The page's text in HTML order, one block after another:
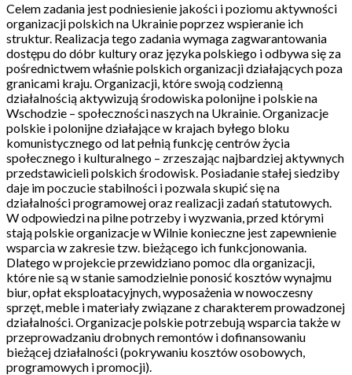
Celem zadania jest podniesienie jakości i poziomu aktywności
organizacji polskich na Ukrainie poprzez wspieranie ich
struktur. Realizacja tego zadania wymaga zagwarantowania
dostępu do dóbr kultury oraz języka polskiego i odbywa się za
pośrednictwem właśnie polskich organizacji działających poza
granicami kraju. Organizacji, które swoją codzienną
działalnością aktywizują środowiska polonijne i polskie na
Wschodzie – społeczności naszych na Ukrainie. Organizacje
polskie i polonijne działające w krajach byłego bloku
komunistycznego od lat pełnią funkcję centrów życia
społecznego i kulturalnego – zrzeszając najbardziej aktywnych
przedstawicieli polskich środowisk. Posiadanie stałej siedziby
daje im poczucie stabilności i pozwala skupić się na
działalności programowej oraz realizacji zadań statutowych.
W odpowiedzi na pilne potrzeby i wyzwania, przed którymi
stają polskie organizacje w Wilnie konieczne jest zapewnienie
wsparcia w zakresie tzw. bieżącego ich funkcjonowania.
Dlatego w projekcie przewidziano pomoc dla organizacji,
które nie są w stanie samodzielnie ponosić kosztów wynajmu
biur, opłat eksploatacyjnych, wyposażenia w nowoczesny
sprzęt, meble i materiały związane z charakterem prowadzonej
działalności. Organizacje polskie potrzebują wsparcia także w
przeprowadzaniu drobnych remontów i dofinansowaniu
bieżącej działalności (pokrywaniu kosztów osobowych,
programowych i promocji).